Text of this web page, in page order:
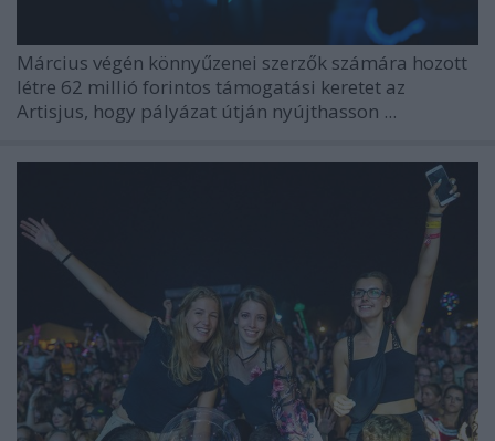
Március végén könnyűzenei szerzők számára hozott
létre 62 millió forintos támogatási keretet az
Artisjus, hogy pályázat útján nyújthasson ...